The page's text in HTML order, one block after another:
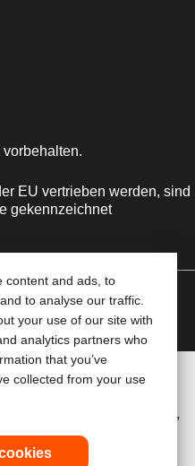
content and ads, to
to analyse our traffic.
your use of our site with
analytics partners who
that you’ve
collected from your use
EU vertrieben werden, sind
gekennzeichnet
Datenschutz-
angeführten Produkte
die dem
Kontraindikationen,
Angaben zu
Gebrauchsanweisung.